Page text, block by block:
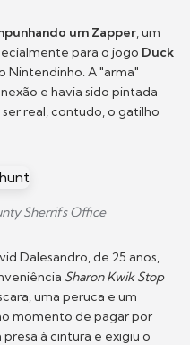
um Zapper, um
para o jogo Duck
Nintendinho. A "arma"
e havia sido pintada
real, contudo, o gatilho
Sherrifs Office
Dalesandro, de 25 anos,
Sharon Kwik Stop
uma peruca e um
momento de pagar por
à cintura e exigiu o